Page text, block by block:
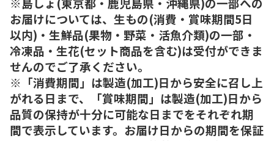
お届けについては、生もの(消費・賞味期間5日
以内)・生鮮品(果物・野菜・活魚介類)の一部・
冷凍品・生花(セット商品を含む)は受付ができま
せんのでご了承ください。
※「消費期間」は製造(加工)日から安全に召し上
がれる日まで、「賞味期間」は製造(加工)日から
品質の保持が十分に可能な日までをそれぞれ期
間で表示しています。お届け日からの期間を保証